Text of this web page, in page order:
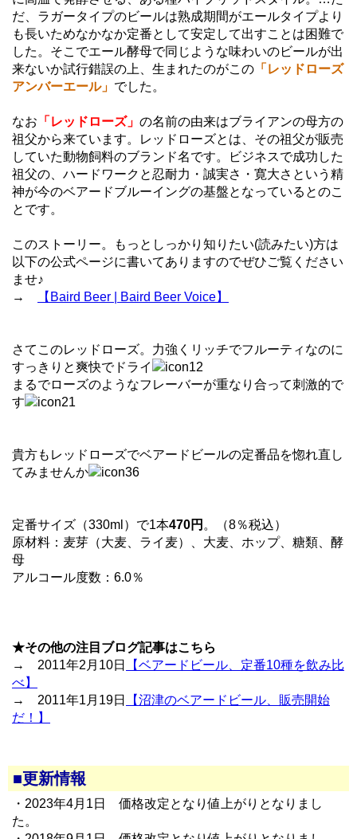
だ、ラガータイプのビールは熟成期間がエールタイプより
も長いためなかなか定番として安定して出すことは困難で
した。そこでエール酵母で同じような味わいのビールが出
来ないか試行錯誤の上、生まれたのがこの 「レッドローズ
アンバーエール」 でした。
なお 「レッドローズ」 の名前の由来はブライアンの母方の
祖父から来ています。レッドローズとは、その祖父が販売
していた動物飼料のブランド名です。ビジネスで成功した
祖父の、ハードワークと忍耐力・誠実さ・寛大さという精
神が今のベアードブルーイングの基盤となっているとのこ
とです。
このストーリー。もっとしっかり知りたい(読みたい)方は
以下の公式ページに書いてありますのでぜひご覧ください
ませ♪
→
【Baird Beer | Baird Beer Voice】
さてこのレッドローズ。力強くリッチでフルーティなのに
すっきりと爽快でドライ
まるでローズのようなフレーバーが重なり合って刺激的で
す
貴方もレッドローズでベアードビールの定番品を惚れ直し
てみませんか
定番サイズ（330ml）で1本470円 。（8％税込）
原材料：麦芽（大麦、ライ麦）、大麦、ホップ、糖類、酵
母
アルコール度数：6.0％
★その他の注目ブログ記事はこちら
→ 2011年2月10日
【ベアードビール、定番10種を飲み比
べ】
→ 2011年1月19日
【沼津のベアードビール、販売開始
だ！】
■更新情報
・2023年4月1日 価格改定となり値上がりとなりまし
た。